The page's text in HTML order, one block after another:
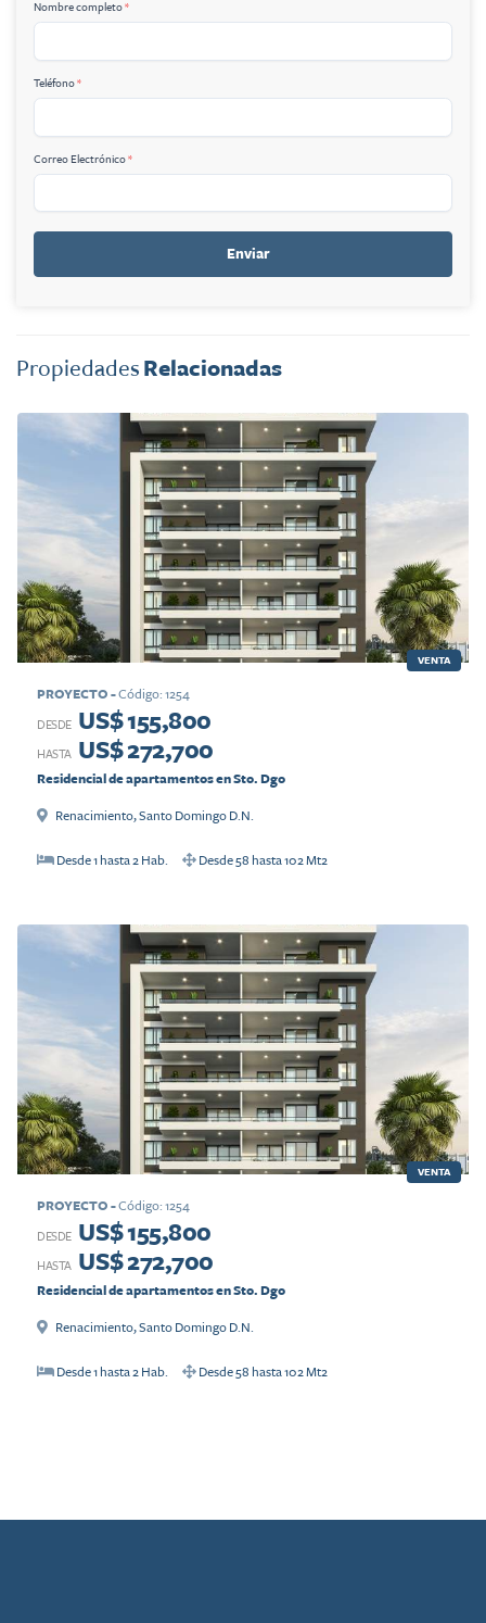
Nombre completo*
Teléfono*
Correo Electrónico*
Enviar
Propiedades Relacionadas
VENTA
PROYECTO -Código: 1254
DESDE US$ 155,800
HASTA US$ 272,700
Residencial de apartamentos en Sto. Dgo
Renacimiento,Santo Domingo D.N.
Desde1 hasta2 Hab. Desde58 hasta102Mt2
VENTA
PROYECTO -Código: 1254
DESDE US$ 155,800
HASTA US$ 272,700
Residencial de apartamentos en Sto. Dgo
Renacimiento,Santo Domingo D.N.
Desde1 hasta2 Hab. Desde58 hasta102Mt2